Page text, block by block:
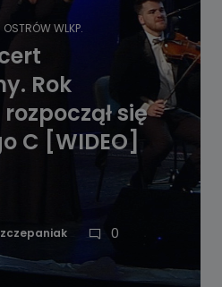
OSTRÓW WLKP.
Rok
się
C [WIDEO]
0